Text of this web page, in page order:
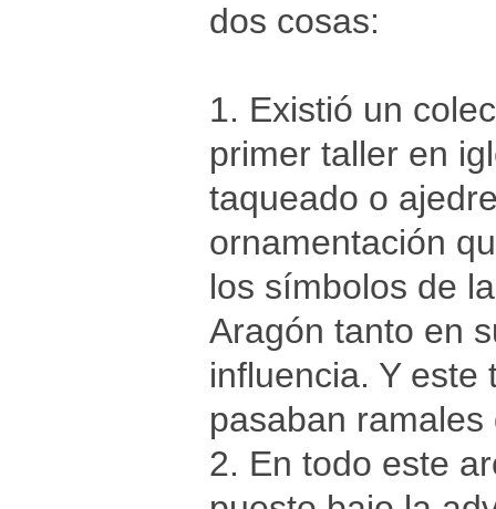
dos cosas:
1. Existió un
primer taller en
taqueado o
ornamentación
los símbolos de
Aragón tanto en
influencia. Y
pasaban
2. En todo este